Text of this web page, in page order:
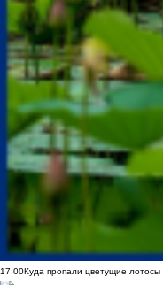
17:00Куда пропали цветущие